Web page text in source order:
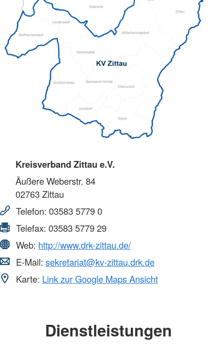
Kreisverband Zittau e.V.
Äußere Weberstr. 84
02763Zittau
Telefon: 03583 5779 0
Telefax: 03583 5779 29
Web: http://www.drk-zittau.de/
E-Mail: sekretariat@kv-zittau.drk.de
Karte: Link zur Google Maps Ansicht
Dienstleistungen